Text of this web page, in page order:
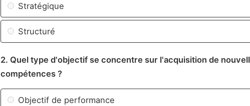
Stratégique
Structuré
2. Quel type d'objectif se concentre sur l'acquisition de
compétences ?
Objectif de performance